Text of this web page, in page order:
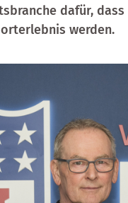
dafür,
werden.